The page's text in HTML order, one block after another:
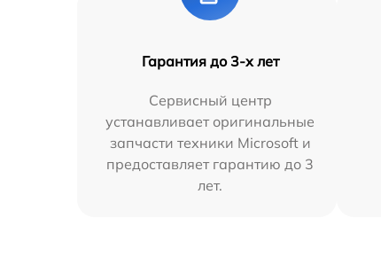
Гарантия до 3-х лет
Сервисный центр
устанавливает оригинальные
запчасти техники Microsoft и
предоставляет гарантию до 3
лет.